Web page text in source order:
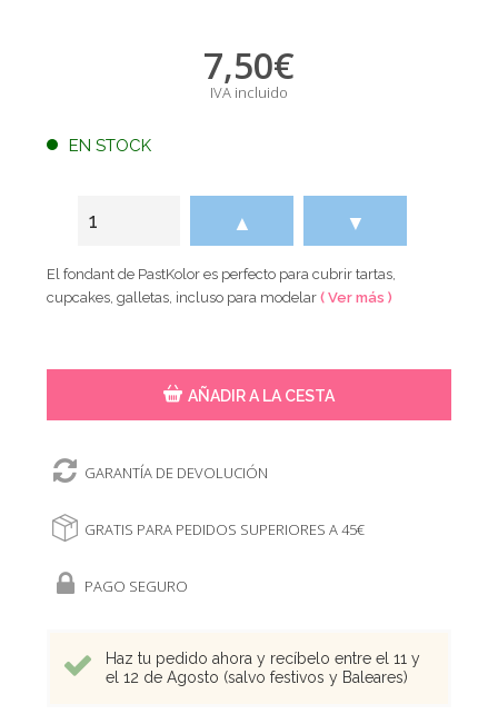
7,50€
IVA incluido
EN STOCK
▲ ▼
El fondant de PastKolor es perfecto para cubrir tartas,
cupcakes, galletas, incluso para modelar( Ver más )
AÑADIR A LA CESTA
GARANTÍA DE DEVOLUCIÓN
GRATIS PARA PEDIDOS SUPERIORES A 45€
PAGO SEGURO
Haz tu pedido ahora y recíbelo entre el 11 y
el 12 de Agosto (salvo festivos y Baleares)